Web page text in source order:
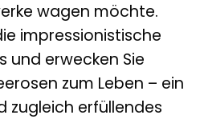
wagen möchte.
impressionistische
und erwecken Sie
zum Leben – ein
zugleich erfüllendes